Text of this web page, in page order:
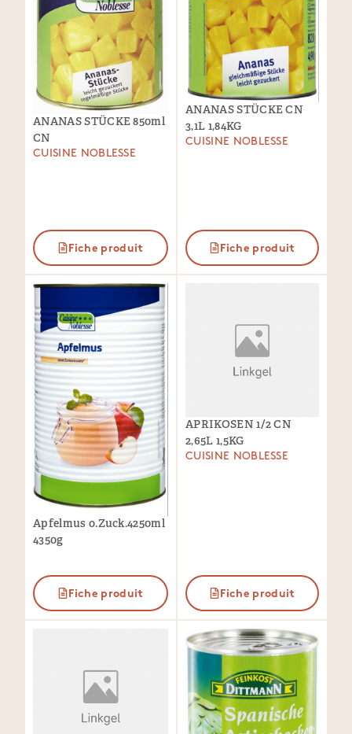
ANANAS STÜCKE 850ml
CN
CUISINE NOBLESSE
Fiche produit
ANANAS STÜCKE CN
3,1L 1,84KG
CUISINE NOBLESSE
Fiche produit
Apfelmus o.Zuck.4250ml
4350g
Fiche produit
APRIKOSEN 1/2 CN
2,65L 1,5KG
CUISINE NOBLESSE
Fiche produit